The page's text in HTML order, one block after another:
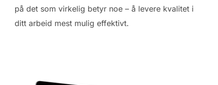
på det som virkelig betyr noe – å levere kvalitet i
ditt arbeid mest mulig effektivt.